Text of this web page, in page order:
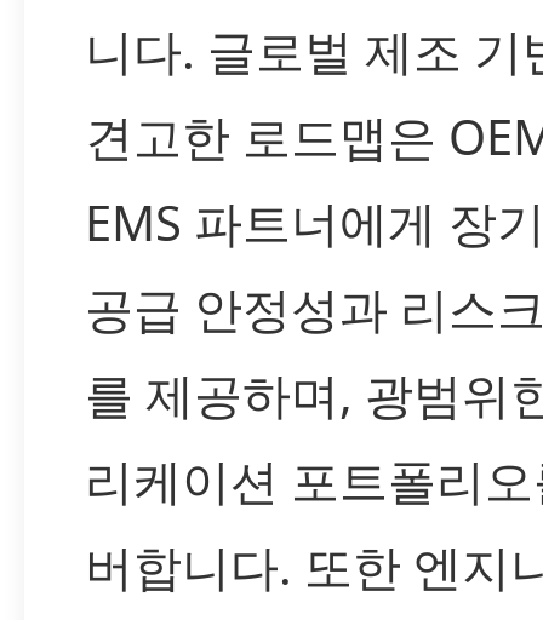
니다. 글로벌 제조 기
견고한 로드맵은
EMS 파트너에게 장
공급 안정성과 리스
를 제공하며, 광범위
리케이션 포트폴리
버합니다. 또한 엔지